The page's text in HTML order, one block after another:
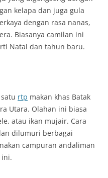
kelapa dan juga gula
dengan rasa nanas,
Biasanya camilan ini
Natal dan tahun baru.
rtp makan khas Batak
Utara. Olahan ini biasa
atau ikan mujair. Cara
dilumuri berbagai
campuran andaliman
ini.